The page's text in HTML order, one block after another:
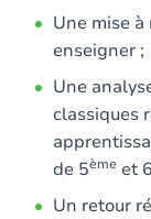
Une mise
enseigner ;
Une
classiques
de 5ème et 6
Un retour